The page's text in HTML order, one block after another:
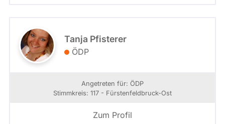
Tanja Pfisterer
ÖDP
Angetreten für: ÖDP
Stimmkreis: 117 - Fürstenfeldbruck-Ost
Zum Profil